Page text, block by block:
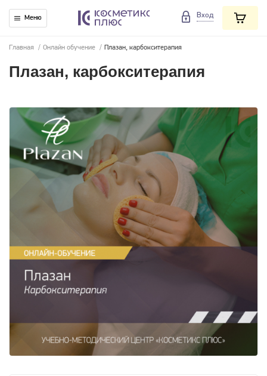
Меню Вход
Главная / Онлайн обучение / Плазан, карбокситерапия
Плазан, карбокситерапия